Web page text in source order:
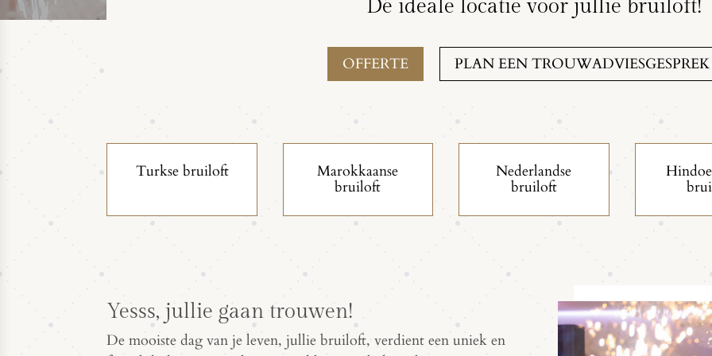
Dé ideale locatie voor jullie bruiloft!
OFFERTE PLAN EEN TROUWADVIESGESPREK
Turkse bruiloft
Marokkaanse
bruiloft
Nederlandse
bruiloft
Yesss, jullie gaan trouwen!
De mooiste dag van je leven, jullie bruiloft, verdient een uniek en